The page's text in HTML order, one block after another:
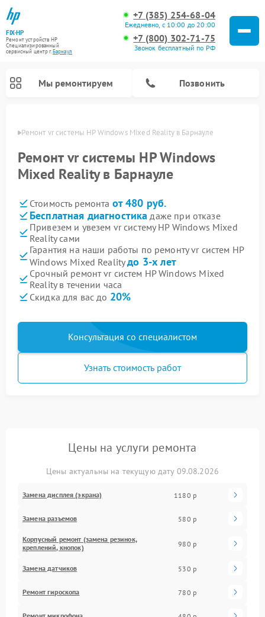
FIX-HP
Ремонт устройств HP
Специализированный
cервисный центр г.Барнаул
+7 (385) 254-68-04
Ежедневно, с 10:00 до 20:00
+7 (800) 302-71-75
Звонок бесплатный по РФ
Мы ремонтируем Позвонить
Ремонт vr системы HP Windows Mixed Reality в Барнауле
Ремонт vr системы HP Windows
Mixed Reality в Барнауле
Стоимость ремонта от 480 руб.
Бесплатная диагностика даже при отказе
Привезем и увезем vr систему HP Windows Mixed
Reality сами
Гарантия на наши работы по ремонту vr систем HP
Windows Mixed Realityдо 3-х лет
Срочный ремонт vr систем HP Windows Mixed
Reality в течении часа
Скидка для вас до 20%
Консультация со специалистом
Узнать стоимость работ
Цены на услуги ремонта
Цены актуальны на текущую дату 09.08.2026
Замена дисплея (экрана) 1180 р
Замена разъемов 580 р
Корпусный ремонт (замена резинок,
креплений, кнопок)
980 р
Замена датчиков 530 р
Ремонт гироскопа 780 р